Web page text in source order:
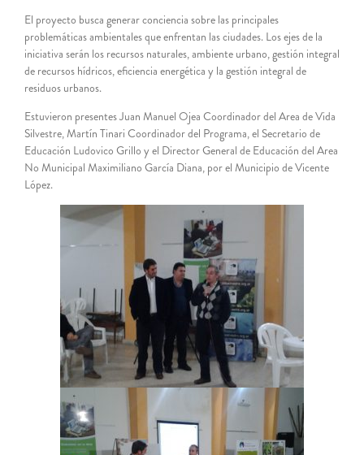
El proyecto busca generar conciencia sobre las principales
problemáticas ambientales que enfrentan las ciudades. Los ejes de la
iniciativa serán los recursos naturales, ambiente urbano, gestión integral
de recursos hídricos, eficiencia energética y la gestión integral de
residuos urbanos.
Estuvieron presentes Juan Manuel Ojea Coordinador del Area de Vida
Silvestre, Martín Tinari Coordinador del Programa, el Secretario de
Educación Ludovico Grillo y el Director General de Educación del Area
No Municipal Maximiliano García Diana, por el Municipio de Vicente
López.